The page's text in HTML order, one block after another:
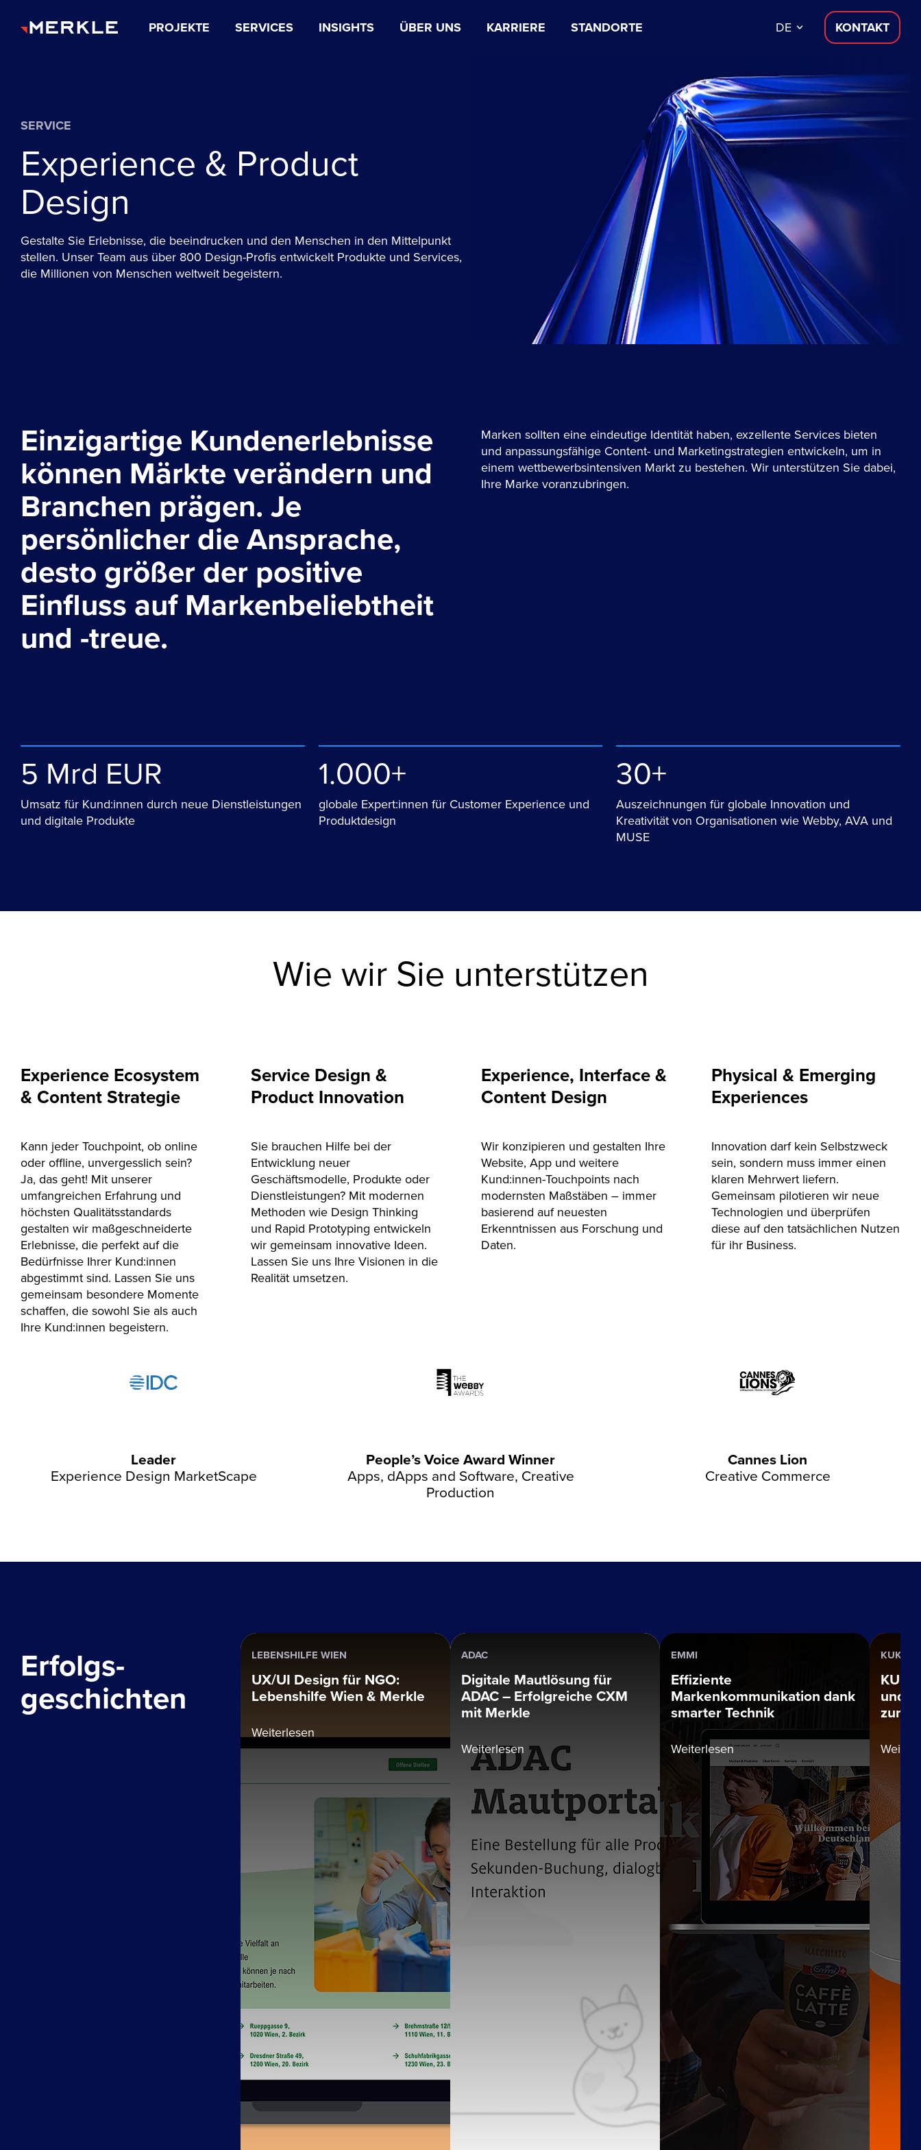
PROJEKTE SERVICES INSIGHTS ÜBER UNS KARRIERE STANDORTE DE KONTAKT
SERVICE
Experience & Product
Design
Gestalte Sie Erlebnisse, die beeindrucken und den Menschen in den Mittelpunkt
stellen. Unser Team aus über 800 Design-Profis entwickelt Produkte und Services,
die Millionen von Menschen weltweit begeistern.
Einzigartige Kundenerlebnisse
können Märkte verändern und
Branchen prägen. Je
persönlicher die Ansprache,
desto größer der positive
Einfluss auf Markenbeliebtheit
und -treue.
Marken sollten eine eindeutige Identität haben, exzellente Services bieten
und anpassungsfähige Content- und Marketingstrategien entwickeln, um in
einem wettbewerbsintensiven Markt zu bestehen. Wir unterstützen Sie dabei,
Ihre Marke voranzubringen.
5 Mrd EUR
Umsatz für Kund:innen durch neue Dienstleistungen
und digitale Produkte
1.000+
globale Expert:innen für Customer Experience und
Produktdesign
30+
Auszeichnungen für globale Innovation und
Kreativität von Organisationen wie Webby, AVA und
MUSE
Wie wir Sie unterstützen
Experience Ecosystem
& Content Strategie
Kann jeder Touchpoint, ob online
oder offline, unvergesslich sein?
Ja, das geht! Mit unserer
umfangreichen Erfahrung und
höchsten Qualitätsstandards
gestalten wir maßgeschneiderte
Erlebnisse, die perfekt auf die
Bedürfnisse Ihrer Kund:innen
abgestimmt sind. Lassen Sie uns
gemeinsam besondere Momente
schaffen, die sowohl Sie als auch
Ihre Kund:innen begeistern.
Service Design &
Product Innovation
Sie brauchen Hilfe bei der
Entwicklung neuer
Geschäftsmodelle, Produkte oder
Dienstleistungen? Mit modernen
Methoden wie Design Thinking
und Rapid Prototyping entwickeln
wir gemeinsam innovative Ideen.
Lassen Sie uns Ihre Visionen in die
Realität umsetzen.
Experience, Interface &
Content Design
Wir konzipieren und gestalten Ihre
Website, App und weitere
Kund:innen-Touchpoints nach
modernsten Maßstäben – immer
basierend auf neuesten
Erkenntnissen aus Forschung und
Daten.
Physical & Emerging
Experiences
Innovation darf kein Selbstzweck
sein, sondern muss immer einen
klaren Mehrwert liefern.
Gemeinsam pilotieren wir neue
Technologien und überprüfen
diese auf den tatsächlichen Nutzen
für ihr Business.
Leader
Experience Design MarketScape
People’s Voice Award Winner
Apps, dApps and Software, Creative
Production
Cannes Lion
Creative Commerce
Erfolgs-
geschichten
LEBENSHILFE WIEN
UX/UI Design für NGO:
Lebenshilfe Wien & Merkle
Weiterlesen
ADAC
Digitale Mautlösung für
ADAC – Erfolgreiche CXM
mit Merkle
Weiterlesen
EMMI
Effiziente
Markenkommunikation dank
smarter Technik
Weiterlesen
KUKA
und
zum